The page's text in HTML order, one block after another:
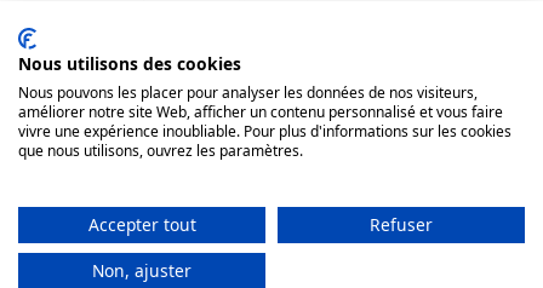
Nous utilisons des cookies
Nous pouvons les placer pour analyser les données de nos visiteurs,
améliorer notre site Web, afficher un contenu personnalisé et vous faire
vivre une expérience inoubliable. Pour plus d'informations sur les cookies
que nous utilisons, ouvrez les paramètres.
Accepter tout
Refuser
Non, ajuster